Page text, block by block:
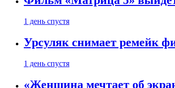
1 день спустя
Урсуляк снимает ремейк
1 день спустя
«Женщина мечтает об